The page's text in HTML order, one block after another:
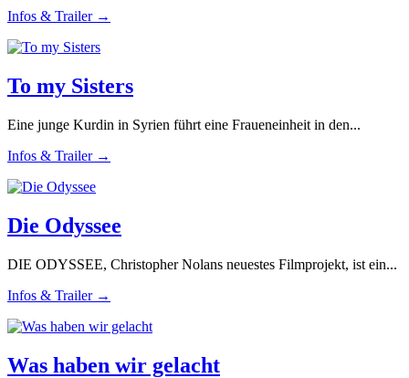
Infos & Trailer →
To my Sisters
Eine junge Kurdin in Syrien führt eine Fraueneinheit in den...
Infos & Trailer →
Die Odyssee
DIE ODYSSEE, Christopher Nolans neuestes Filmprojekt, ist ein...
Infos & Trailer →
Was haben wir gelacht